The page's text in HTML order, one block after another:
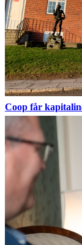
Coop får